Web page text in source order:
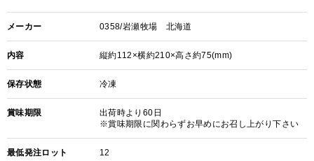
メーカー 0358/岩瀬牧場 北海道
内容 縦約112×横約210×高さ約75(mm)
保存状態 冷凍
賞味期限
出荷時より60日
※賞味期限に関わらずお早めにお召し上がり下さい
最低発注ロット 12